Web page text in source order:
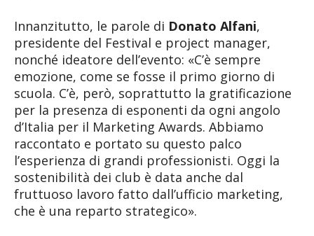
Innanzitutto, le parole di Donato Alfani,
presidente del Festival e project manager,
nonché ideatore dell’evento: «C’è sempre
emozione, come se fosse il primo giorno di
scuola. C’è, però, soprattutto la gratificazione
per la presenza di esponenti da ogni angolo
d’Italia per il Marketing Awards. Abbiamo
raccontato e portato su questo palco
l’esperienza di grandi professionisti. Oggi la
sostenibilità dei club è data anche dal
fruttuoso lavoro fatto dall’ufficio marketing,
che è una reparto strategico».